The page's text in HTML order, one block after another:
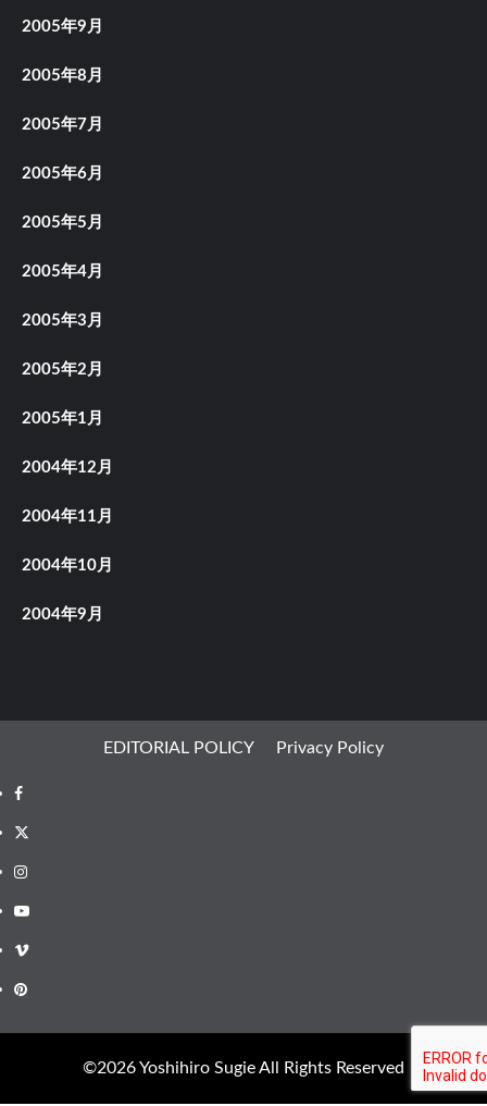
2005年9月
2005年8月
2005年7月
2005年6月
2005年5月
2005年4月
2005年3月
2005年2月
2005年1月
2004年12月
2004年11月
2004年10月
2004年9月
EDITORIAL POLICY Privacy Policy
Facebook
X
Instagram
Youtube
Vimeo
Pinterest
©︎2026 Yoshihiro Sugie All Rights Reserved